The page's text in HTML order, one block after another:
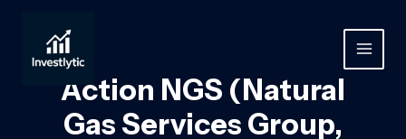
contenu
MAIN
Action NGS (Natural
Gas Services Group,